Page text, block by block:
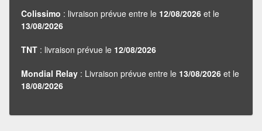
Colissimo : livraison prévue entre le 12/08/2026 et le
13/08/2026
TNT : livraison prévue le 12/08/2026
Mondial Relay : Livraison prévue entre le 13/08/2026 et le
18/08/2026